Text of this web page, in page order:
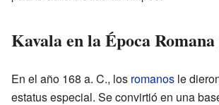
Kavala en la Época
En el año 168 a. C., los romanos le
estatus especial. Se convirtió en una